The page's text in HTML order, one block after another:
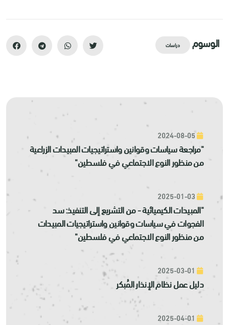
الوسوم دراسات
"مراجعة سياسات وقوانين واستراتيجيات المبيدات الزراعية
من منظور النوع الاجتماعي في فلسطين"
"المبيدات الكيميائية - من التشريع إلى التنفيذ: سد
الفجوات في سياسات وقوانين واستراتيجيات المبيدات
من منظور النوع الاجتماعي في فلسطين"
دليل عمل نظام الإنذار المُبكر